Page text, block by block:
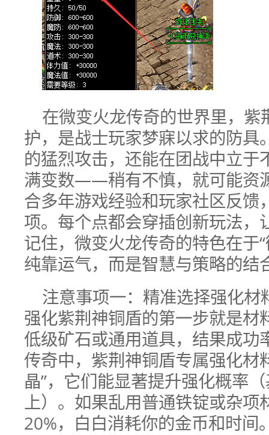
在微变火龙传奇的世界里，
护，是战士玩家梦寐以求的防具
的猛烈攻击，还能在团战中立于
满变数——稍有不慎，就可能资
合多年游戏经验和玩家社区反馈
项。每个点都会穿插创新玩法，
记住，微变火龙传奇的特色在于
纯靠运气，而是智慧与策略的结
注意事项一：精准选择强化材
强化紫荆神铜盾的第一步就是材
低级矿石或通用道具，结果成功
传奇中，紫荆神铜盾专属强化材
晶”，它们能显著提升强化概率
上）。如果乱用普通铁锭或杂项
20%，白白消耗你的金币和时间